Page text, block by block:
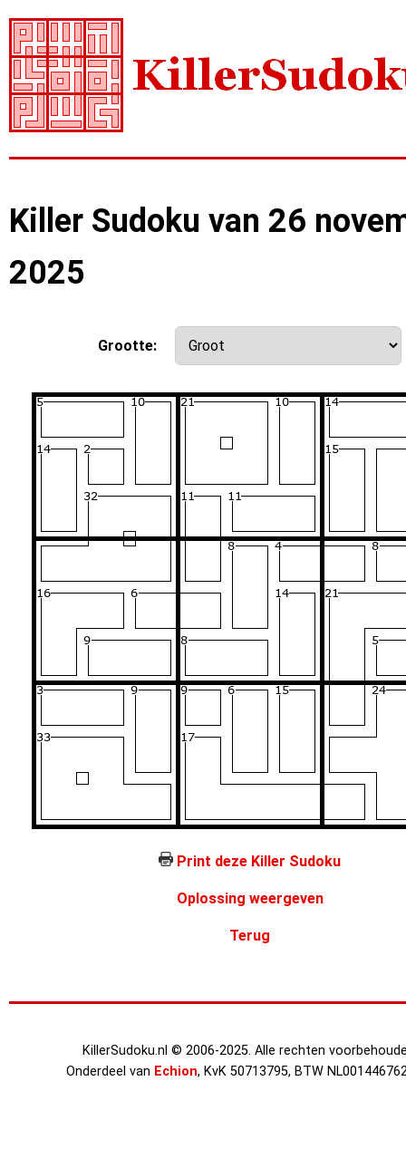
Killer Sudoku van 26
2025
Grootte:
Print deze Killer Sudoku
Oplossing weergeven
Terug
KillerSudoku.nl © 2006-2025. Alle rechten
Onderdeel van Echion, KvK 50713795, BTW